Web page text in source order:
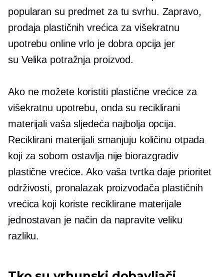
popularan su predmet za tu svrhu. Zapravo,
prodaja plastičnih vrećica za višekratnu
upotrebu online vrlo je dobra opcija jer
su Velika potražnja proizvod.
Ako ne možete koristiti plastične vrećice za
višekratnu upotrebu, onda su reciklirani
materijali vaša sljedeća najbolja opcija.
Reciklirani materijali smanjuju količinu otpada
koji za sobom ostavlja nije biorazgradiv
plastične vrećice. Ako vaša tvrtka daje prioritet
održivosti, pronalazak proizvođača plastičnih
vrećica koji koriste reciklirane materijale
jednostavan je način da napravite veliku
razliku.